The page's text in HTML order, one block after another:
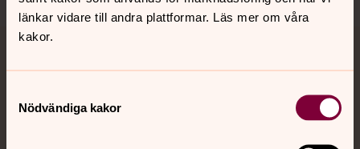
länkar vidare till andra plattformar. Läs mer om våra
kakor.
Nödvändiga kakor
Jourhavande präst
Akut samtals- och krisstöd. Prata eller chatta anonymt
med en präst på kvällar och nätter.